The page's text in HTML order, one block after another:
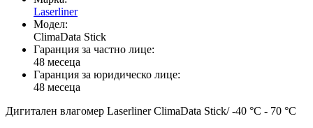
Laserliner
Модел:
ClimaData Stick
Гаранция за частно лице:
48 месеца
Гаранция за юридическо лице:
48 месеца
Дигитален влагомер Laserliner ClimaData Stick/ -40 °C - 70 °C